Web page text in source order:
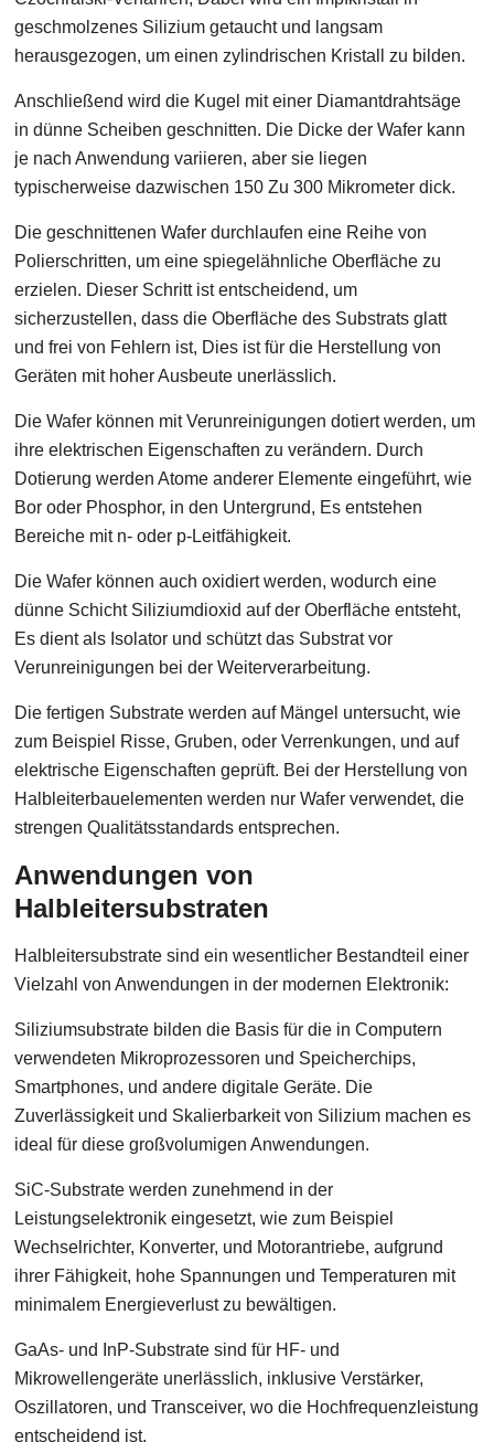
geschmolzenes Silizium getaucht und langsam
herausgezogen, um einen zylindrischen Kristall zu bilden.
Anschließend wird die Kugel mit einer Diamantdrahtsäge
in dünne Scheiben geschnitten. Die Dicke der Wafer kann
je nach Anwendung variieren, aber sie liegen
typischerweise dazwischen 150 Zu 300 Mikrometer dick.
Die geschnittenen Wafer durchlaufen eine Reihe von
Polierschritten, um eine spiegelähnliche Oberfläche zu
erzielen. Dieser Schritt ist entscheidend, um
sicherzustellen, dass die Oberfläche des Substrats glatt
und frei von Fehlern ist, Dies ist für die Herstellung von
Geräten mit hoher Ausbeute unerlässlich.
Die Wafer können mit Verunreinigungen dotiert werden, um
ihre elektrischen Eigenschaften zu verändern. Durch
Dotierung werden Atome anderer Elemente eingeführt, wie
Bor oder Phosphor, in den Untergrund, Es entstehen
Bereiche mit n- oder p-Leitfähigkeit.
Die Wafer können auch oxidiert werden, wodurch eine
dünne Schicht Siliziumdioxid auf der Oberfläche entsteht,
Es dient als Isolator und schützt das Substrat vor
Verunreinigungen bei der Weiterverarbeitung.
Die fertigen Substrate werden auf Mängel untersucht, wie
zum Beispiel Risse, Gruben, oder Verrenkungen, und auf
elektrische Eigenschaften geprüft. Bei der Herstellung von
Halbleiterbauelementen werden nur Wafer verwendet, die
strengen Qualitätsstandards entsprechen.
Anwendungen von
Halbleitersubstraten
Halbleitersubstrate sind ein wesentlicher Bestandteil einer
Vielzahl von Anwendungen in der modernen Elektronik:
Siliziumsubstrate bilden die Basis für die in Computern
verwendeten Mikroprozessoren und Speicherchips,
Smartphones, und andere digitale Geräte. Die
Zuverlässigkeit und Skalierbarkeit von Silizium machen es
ideal für diese großvolumigen Anwendungen.
SiC-Substrate werden zunehmend in der
Leistungselektronik eingesetzt, wie zum Beispiel
Wechselrichter, Konverter, und Motorantriebe, aufgrund
ihrer Fähigkeit, hohe Spannungen und Temperaturen mit
minimalem Energieverlust zu bewältigen.
GaAs- und InP-Substrate sind für HF- und
Mikrowellengeräte unerlässlich, inklusive Verstärker,
Oszillatoren, und Transceiver, wo die Hochfrequenzleistung
entscheidend ist.